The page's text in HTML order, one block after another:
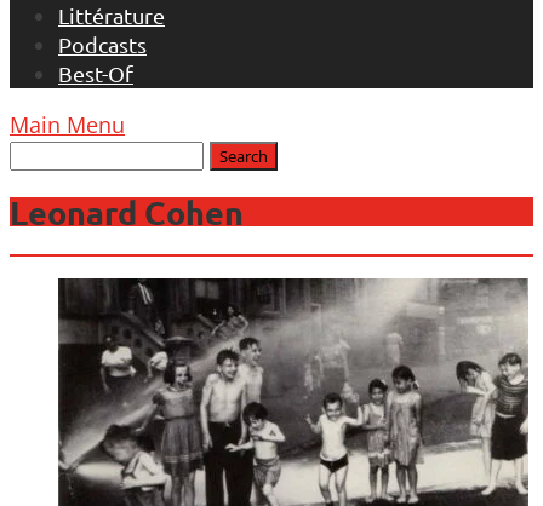
Littérature
Podcasts
Best-Of
Main Menu
Leonard Cohen